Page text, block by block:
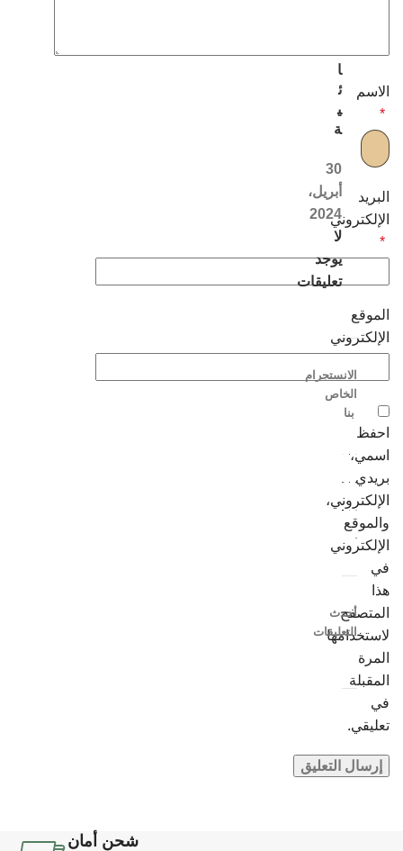
الاسم
*
البريد
الإلكتروني
*
الموقع
الإلكتروني
احفظ
اسمي،
بريدي
الإلكتروني،
والموقع
الإلكتروني
في
هذا
المتصفح
لاستخدامها
المرة
المقبلة
في
تعليقي.
ا
ئ
ي
ة
30
أبريل،
2024
لا
يوجد
تعليقات
الانستجرام
الخاص
بنا
أحدث
التعليقات
شحن أمان